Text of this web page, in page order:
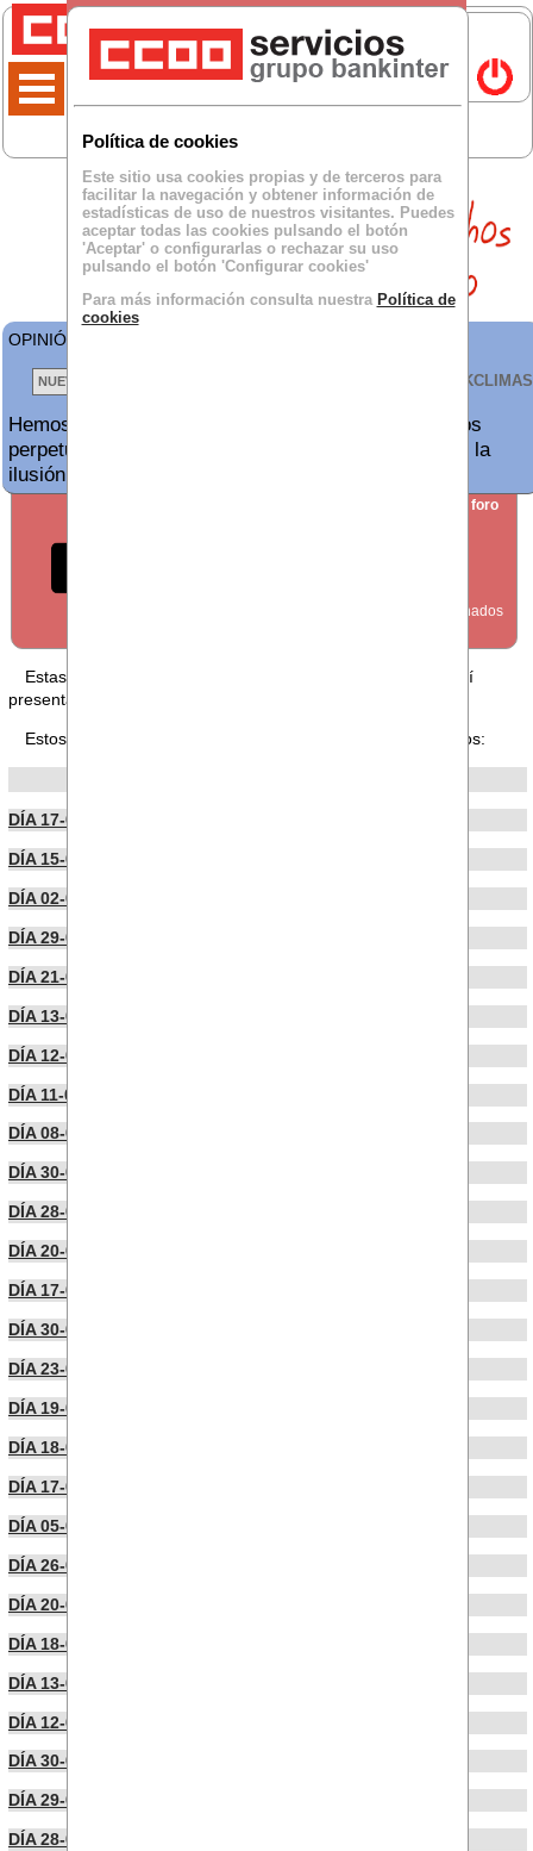
Política de cookies
Este sitio usa cookies propias y de terceros para
facilitar la navegación y obtener información de
estadísticas de uso de nuestros visitantes. Puedes
aceptar todas las cookies pulsando el botón
'Aceptar' o configurarlas o rechazar su uso
pulsando el botón 'Configurar cookies'
Para más información consulta nuestra Política de
cookies
OPINIÓN DE
VER TODOS LOS BKCLIMAS
Hemos crecido en clientes y no en personal. Vivimos
perpetuamente sobrecargados de trabajo. Se pierde la
ilusión por trabajar.
crear nuevo foro
Estas en nuestra sección FORO, puedes leer los foros aquí
presentados o publicar uno
Estos son los últimos foros publicados por nuestros usuarios:
DÍA 17-06-2026
DÍA 15-06-2026
DÍA 02-06-2026
DÍA 29-05-2026
DÍA 21-05-2026
DÍA 13-05-2026
DÍA 12-05-2026
DÍA 11-05-2026
DÍA 08-05-2026
DÍA 30-04-2026
DÍA 28-04-2026
DÍA 20-04-2026
DÍA 17-04-2026
DÍA 30-03-2026
DÍA 23-03-2026
DÍA 19-03-2026
DÍA 18-03-2026
DÍA 17-03-2026
DÍA 05-03-2026
DÍA 26-02-2026
DÍA 20-02-2026
DÍA 18-02-2026
DÍA 13-02-2026
DÍA 12-02-2026
DÍA 30-01-2026
DÍA 29-01-2026
DÍA 28-01-2026